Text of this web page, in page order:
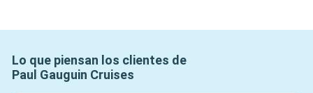
Lo que piensan los clientes de
Paul Gauguin Cruises